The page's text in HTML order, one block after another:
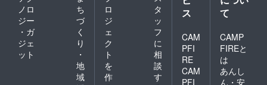
ノロ
ジー
・ガ
ジェ
ット
ち
づ
く
り
・
地
域
ロ
ジ
ェ
ク
ト
を
作
タ
ッ
フ
に
相
談
す
ス
CAM
PFI
RE
CAM
PFI
て
CAMP
FIREと
は
あんし
ん・安